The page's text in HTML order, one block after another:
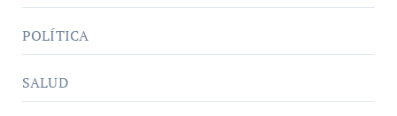
POLÍTICA
SALUD